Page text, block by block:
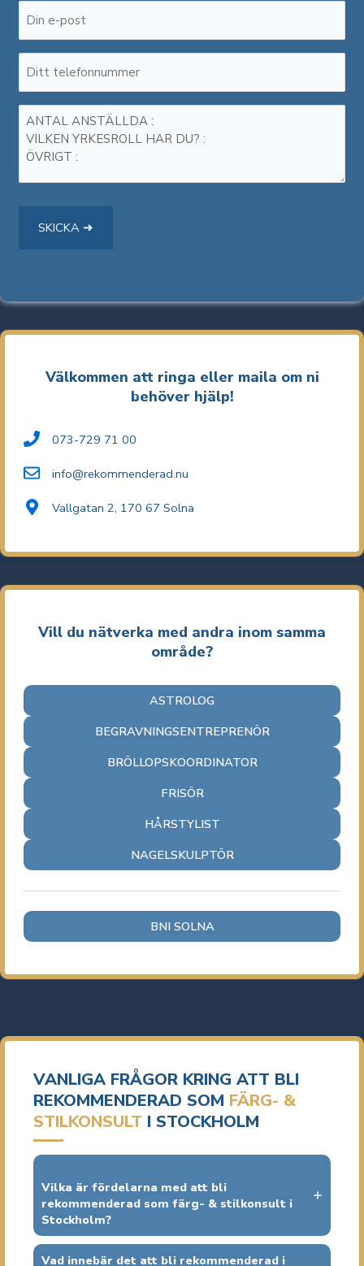
post
*
Meddelande
Välkommen att ringa eller maila om ni
behöver hjälp!
073-729 71 00
info@rekommenderad.nu
Vallgatan 2, 170 67 Solna
Vill du nätverka med andra inom samma
område?
ASTROLOG
BEGRAVNINGSENTREPRENÖR
BRÖLLOPSKOORDINATOR
FRISÖR
HÅRSTYLIST
NAGELSKULPTÖR
BNI SOLNA
VANLIGA FRÅGOR KRING ATT BLI
REKOMMENDERAD SOM FÄRG- &
STILKONSULT I STOCKHOLM
Vilka är fördelarna med att bli
rekommenderad som färg- & stilkonsult i
Stockholm?
Vad innebär det att bli rekommenderad i